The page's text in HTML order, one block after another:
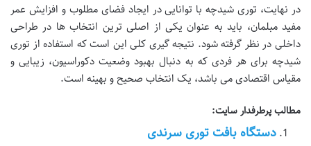
در نهایت، توری شیدچه با توانایی در ایجاد فضای مطلوب و افزایش عمر
مفید مبلمان، باید به عنوان یکی از اصلی ترین انتخاب ها در طراحی
داخلی در نظر گرفته شود. نتیجه گیری کلی این است که استفاده از توری
شیدچه برای هر فردی که به دنبال بهبود وضعیت دکوراسیون، زیبایی و
مقیاس اقتصادی می باشد، یک انتخاب صحیح و بهینه است.
مطالب پرطرفدار سایت:
دستگاه بافت توری سرندی